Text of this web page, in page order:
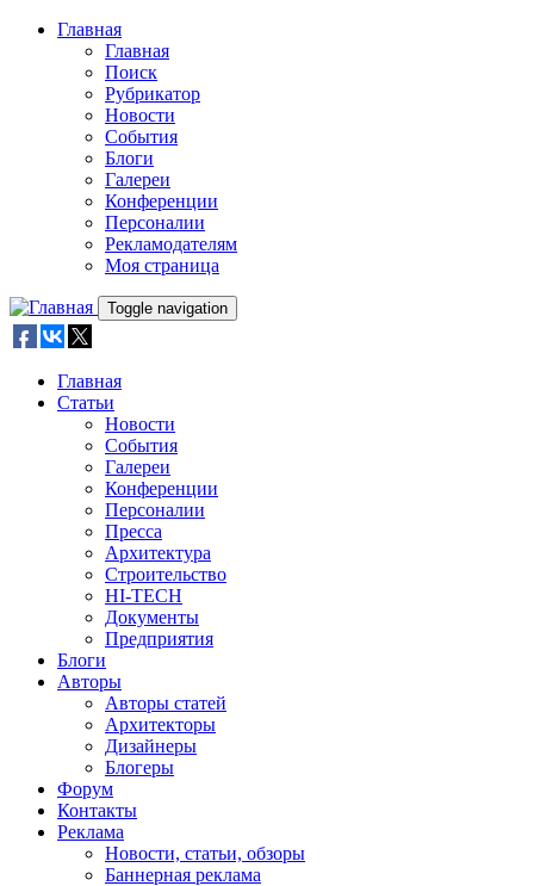
Skip to main content
Главная
Главная
Поиск
Рубрикатор
Новости
События
Блоги
Галереи
Конференции
Персоналии
Рекламодателям
Моя страница
Toggle navigation
Главная
Статьи
Новости
События
Галереи
Конференции
Персоналии
Пресса
Архитектура
Строительство
HI-TECH
Документы
Предприятия
Блоги
Авторы
Авторы статей
Архитекторы
Дизайнеры
Блогеры
Форум
Контакты
Реклама
Новости, статьи, обзоры
Баннерная реклама